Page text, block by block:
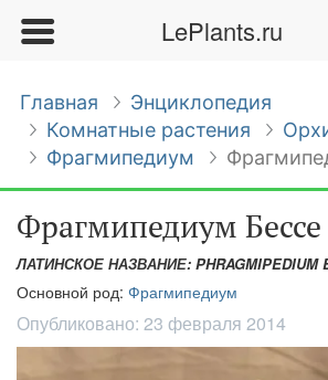
LePlants.ru
Главная
Энциклопедия
Комнатные растения
Фрагмипедиум
Фрагмипедиум Бессе
ЛАТИНСКОЕ НАЗВАНИЕ: PHRAGMIPEDIUM
Основной род: Фрагмипедиум
Опубликовано: 23 февраля 2014